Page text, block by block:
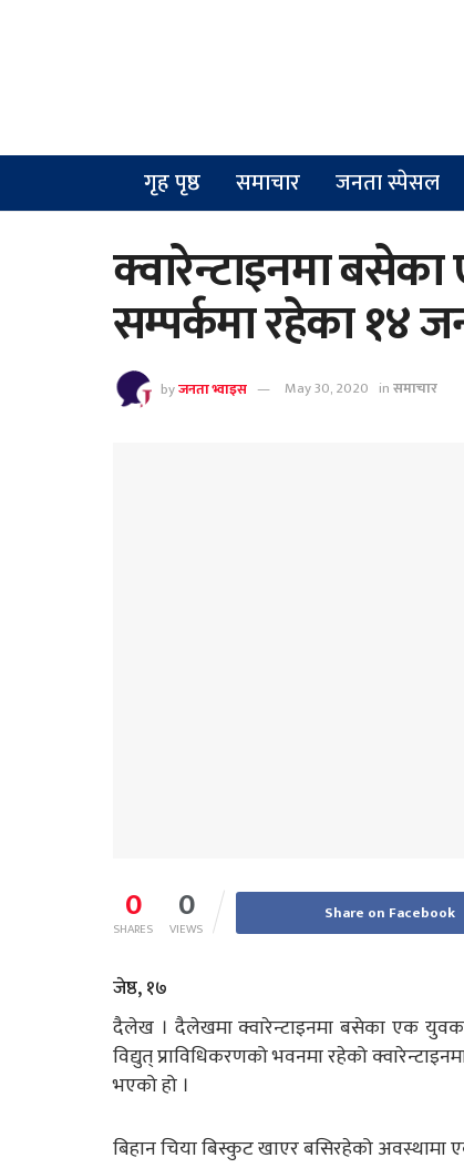
गृह पृष्ठ समाचार जनता स्पेसल
क्वारेन्टाइनमा
सम्पर्कमा रहेका १४
byजनता भ्वाइस May 30, 2020 inसमाचार
0
SHARES 0
VIEWS
Share on Facebook
जेष्ठ, १७
दैलेख । दैलेखमा क्वारेन्टाइनमा बसेका एक
विद्युत् प्राविधिकरणको भवनमा रहेको
भएको हो ।
बिहान चिया बिस्कुट खाएर बसिरहेको अवस्थामा